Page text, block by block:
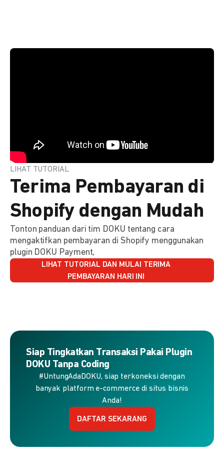
LIHAT TUTORIAL
Terima Pembayaran di
Shopify dengan Mudah
Tonton panduan dari tim DOKU tentang cara
mengaktifkan pembayaran di Shopify menggunakan
plugin DOKU Payment,
LIHAT TUTORIAL DAN MULAI TERIMA
PEMBAYARAN HARI INI
Siap Tingkatkan Transaksi Pakai Plugin
DOKU Tanpa Coding
#UntungAdaDOKU, siap terkoneksi dengan
banyak platform e-commerce di situs bisnis
Anda!
DAFTAR SEKARANG